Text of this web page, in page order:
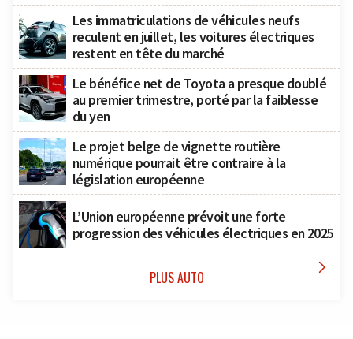
Les immatriculations de véhicules neufs
reculent en juillet, les voitures électriques
restent en tête du marché
Le bénéfice net de Toyota a presque doublé
au premier trimestre, porté par la faiblesse
du yen
Le projet belge de vignette routière
numérique pourrait être contraire à la
législation européenne
L’Union européenne prévoit une forte
progression des véhicules électriques en 2025
PLUS AUTO 